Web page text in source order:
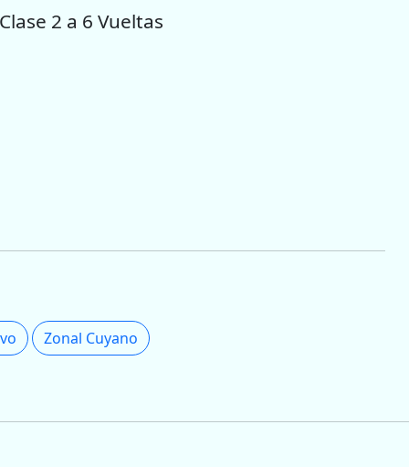
2 a 6 Vueltas
Zonal Cuyano